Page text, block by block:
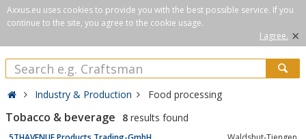
Axxus.eu uses cookies to provide you with the best possible service. If you
continue to the site, you agree to the cookie usage.
I agree. ×
Industry & Production Food processing
Tobacco & beverage 8 results found